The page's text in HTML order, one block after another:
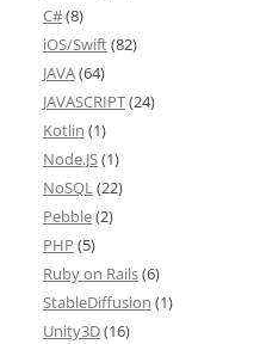
C#(8)
iOS/Swift(82)
JAVA(64)
JAVASCRIPT(24)
Kotlin (1)
Node.JS(1)
NoSQL(22)
Pebble(2)
PHP (5)
Ruby on Rails(6)
StableDiffusion (1)
Unity3D(16)